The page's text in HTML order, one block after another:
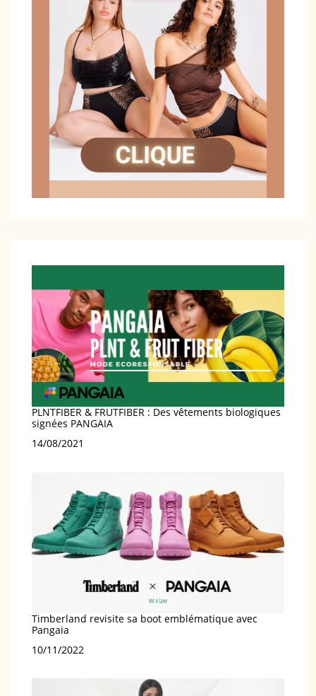
PLNTFIBER & FRUTFIBER : Des vêtements biologiques
signées PANGAIA
Date
14/08/2021
Timberland revisite sa boot emblématique avec
Pangaia
Date
10/11/2022